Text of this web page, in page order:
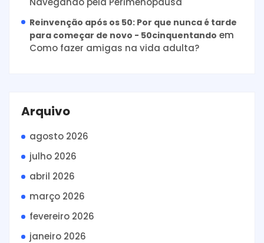
Reinvenção após os 50: Por que nunca é tarde
para começar de novo - 50cinquentando em
Como fazer amigas na vida adulta?
Arquivo
agosto 2026
julho 2026
abril 2026
março 2026
fevereiro 2026
janeiro 2026